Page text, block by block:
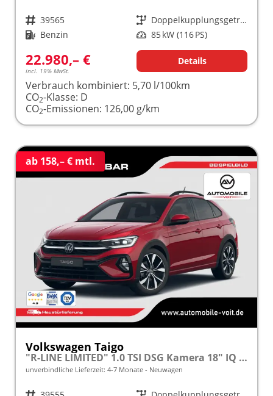
Fahrzeugnr. 39565 Getriebe
Doppelkupplungsgetriebe (DSG)
Kraftstoff Benzin Leistung 85 kW (116 PS)
22.980,– €
incl. 19% MwSt.
Details
Verbrauch kombiniert: 5,70 l/100km
CO2-Klasse: D
CO2-Emissionen: 126,00 g/km
ab 158,– € mtl.
Volkswagen Taigo
"R-LINE LIMITED" 1.0 TSI DSG Kamera 18" IQ Light Matrix-LED
unverbindliche Lieferzeit: 4-7 Monate Neuwagen